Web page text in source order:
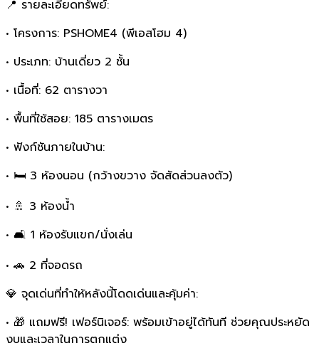
📍 รายละเอียดทรัพย์:
• โครงการ: PSHOME4 (พีเอสโฮม 4)
• ประเภท: บ้านเดี่ยว 2 ชั้น
• เนื้อที่: 62 ตารางวา
• พื้นที่ใช้สอย: 185 ตารางเมตร
• ฟังก์ชันภายในบ้าน:
• 🛏️ 3 ห้องนอน (กว้างขวาง จัดสัดส่วนลงตัว)
• 🚿 3 ห้องน้ำ
• 🛋️ 1 ห้องรับแขก/นั่งเล่น
• 🚗 2 ที่จอดรถ
💎 จุดเด่นที่ทำให้หลังนี้โดดเด่นและคุ้มค่า:
• 🎁 แถมฟรี! เฟอร์นิเจอร์: พร้อมเข้าอยู่ได้ทันที ช่วยคุณประหยัด
งบและเวลาในการตกแต่ง